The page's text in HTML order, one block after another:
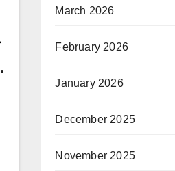
March 2026
February 2026
January 2026
December 2025
November 2025